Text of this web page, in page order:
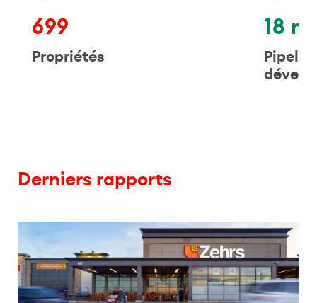
699
Propriétés
18
Derniers rapports